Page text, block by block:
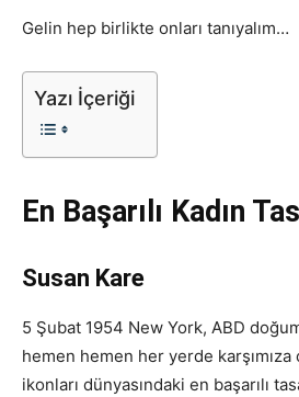
Gelin hep birlikte onları tanıyalım…
Yazı İçeriği
En Başarılı Kadın
Susan Kare
5 Şubat 1954 New York, ABD
hemen hemen her yerde karşımıza
ikonları dünyasındaki en başarılı